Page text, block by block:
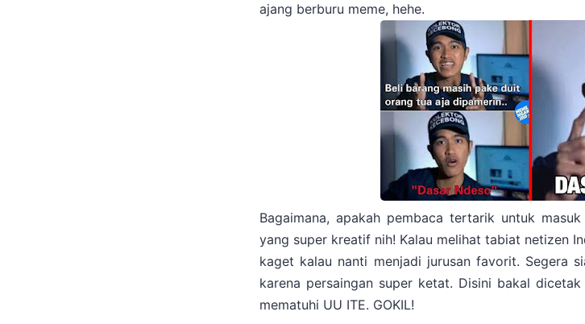
ajang berburu meme, hehe.
Bagaimana, apakah pembaca tertarik untuk
yang super kreatif nih! Kalau melihat tabiat netizen
kaget kalau nanti menjadi jurusan favorit. Segera
karena persaingan super ketat. Disini bakal
mematuhi UU ITE. GOKIL!